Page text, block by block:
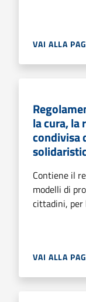
VAI ALLA
la cura, la
condivisa
Contiene il
modelli di
cittadini, per
VAI ALLA